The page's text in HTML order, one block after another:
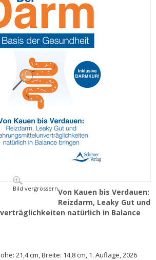
Bild vergrössernVon Kauen bis Verdauen:
Reizdarm, Leaky Gut und
natürlich in Balance
21,4 cm, Breite: 14,8 cm, 1. Auflage, 2026